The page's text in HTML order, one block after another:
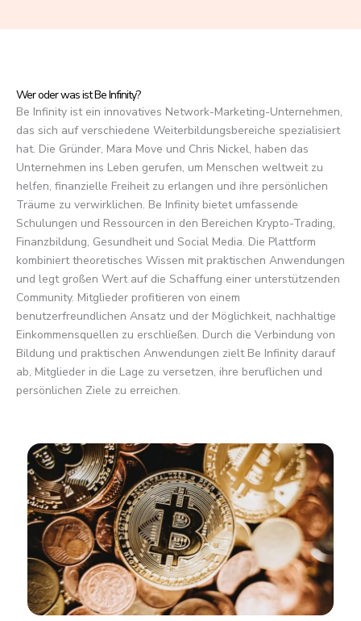
5
Wer oder was ist Be Infinity?
Be Infinity ist ein innovatives Network-Marketing-Unternehmen,
das sich auf verschiedene Weiterbildungsbereiche spezialisiert
hat. Die Gründer, Mara Move und Chris Nickel, haben das
Unternehmen ins Leben gerufen, um Menschen weltweit zu
helfen, finanzielle Freiheit zu erlangen und ihre persönlichen
Träume zu verwirklichen. Be Infinity bietet umfassende
Schulungen und Ressourcen in den Bereichen Krypto-Trading,
Finanzbildung, Gesundheit und Social Media. Die Plattform
kombiniert theoretisches Wissen mit praktischen Anwendungen
und legt großen Wert auf die Schaffung einer unterstützenden
Community. Mitglieder profitieren von einem
benutzerfreundlichen Ansatz und der Möglichkeit, nachhaltige
Einkommensquellen zu erschließen. Durch die Verbindung von
Bildung und praktischen Anwendungen zielt Be Infinity darauf
ab, Mitglieder in die Lage zu versetzen, ihre beruflichen und
persönlichen Ziele zu erreichen.